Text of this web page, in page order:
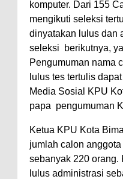
komputer. Dari 155
mengikuti seleksi
dinyatakan lulus dan
seleksi berikutnya,
Pengumuman nama
lulus tes tertulis
Media Sosial KPU
papa pengumuman
Ketua KPU Kota
jumlah calon
sebanyak 220 orang.
lulus administrasi